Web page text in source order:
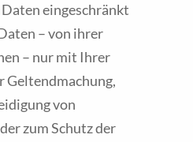
eingeschränkt
– von ihrer
– nur mit Ihrer
Geltendmachung,
von
zum Schutz der